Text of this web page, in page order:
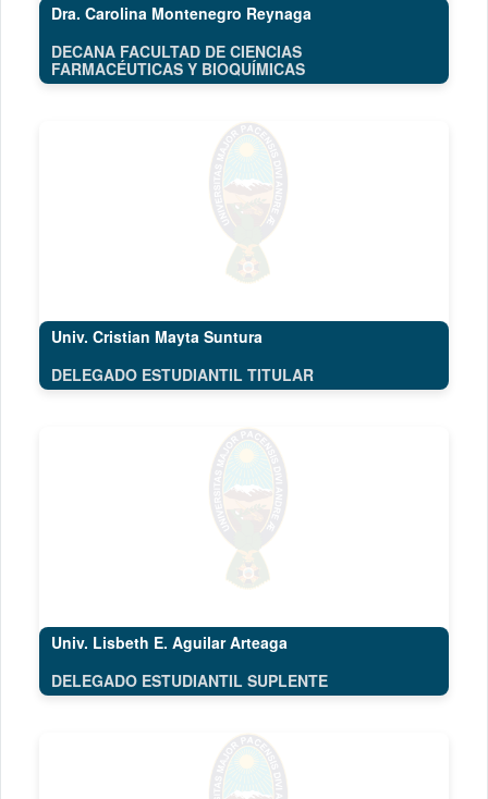
Dra. Carolina Montenegro Reynaga
DECANA FACULTAD DE CIENCIAS
FARMACÉUTICAS Y BIOQUÍMICAS
Univ. Cristian Mayta Suntura
DELEGADO ESTUDIANTIL TITULAR
Univ. Lisbeth E. Aguilar Arteaga
DELEGADO ESTUDIANTIL SUPLENTE